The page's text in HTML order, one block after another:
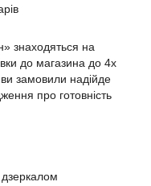
знаходяться на
до магазина до 4х
замовили надійде
про готовність